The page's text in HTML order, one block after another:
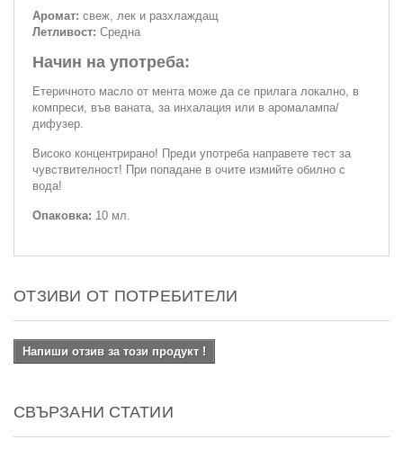
Аромат: свеж, лек и разхлаждащ
Летливост: Средна
Начин на употреба:
Етеричното масло от мента може да се прилага локално, в
компреси, във ваната, за инхалация или в аромалампа/
дифузер.
Високо концентрирано! Преди употреба направете тест за
чувствителност! При попадане в очите измийте обилно с
вода!
Опаковка: 10 мл.
ОТЗИВИ ОТ ПОТРЕБИТЕЛИ
Напиши отзив за този продукт !
СВЪРЗАНИ СТАТИИ